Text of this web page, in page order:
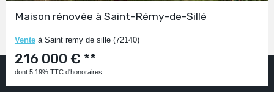
Maison rénovée à Saint-Rémy-de-Sillé
Venteà Saint remy de sille (72140)
216 000 € **
dont 5.19% TTC d'honoraires